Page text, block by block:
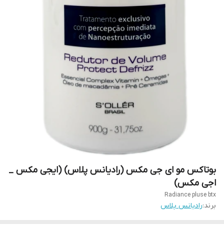
بوتاکس مو ای جی مکس (رادیانس پلاس) (ایجی مکس _
اجی مکس)
Radiance pluse btx
برند:رادیانس پلاس